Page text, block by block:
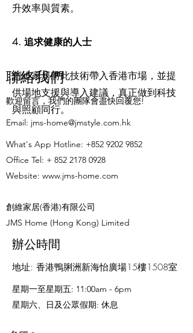
升效率與質素。
4. 追求健康的人士
創維家居將此技術帶入香港市場，並提
供場地支援與導入建議，真正做到科技
與照顧同行。
聯絡我們
歡迎留言，我們的團隊會盡快回覆您!
​Email: jms-home@jmstyle.com.hk
What's App Hotline: +852 9202 9852
Office Tel: + 852 2178 0928
Website: www.jms-home.com
創維家居(香港)有限公司
JMS Home (Hong Kong) Limited
辦公時間
地址: 香港鴨脷洲新海怡廣場15樓1508室
星期一至星期五: 11:00am - 6pm
星期六、日及公眾假期: 休息